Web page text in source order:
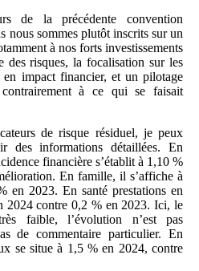
de la précédente convention
nous sommes plutôt inscrits sur un
à nos forts investissements
des risques, la focalisation sur les
en impact financier, et un pilotage
à ce qui se faisait
de risque résiduel, je peux
des informations détaillées. En
financière s’établit à 1,10 %
En famille, il s’affiche à
en 2023. En santé prestations en
2024 contre 0,2 % en 2023. Ici, le
faible, l’évolution n’est pas
de commentaire particulier. En
se situe à 1,5 % en 2024, contre